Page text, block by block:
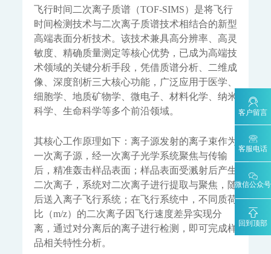
城市环境应急指挥管理平台
智能环境综合监控平台
区县智慧环保平台
园区安全环保应急一体化监管平台
碳监测碳计量
碳排放监测系统
SCS-900/900C GHG-智能碳排放在线计量监测系统
SCS-900M-船舶碳排放在线计量监测系统
AQMS-900GHG-大气温室气体监测系统
AQMS-1100GHG-微型温室气体监测仪
T1320-气体滤波相关红外吸收法二氧化碳分析仪
碳计量数据管理系统
MODEL 2051-数字可信认证终端
MODEL 2052-碳排放计量数据管理终端
KYS-2000-CCER项目碳计量专用智能数据管理系统
碳监测碳计量管理平台
客户留言
客服电话
微信公众号
回到顶部
飞行时间二次离子质谱（TOF-SIMS）是将飞行
时间检测技术与二次离子质谱技术相结合的新型
高端表面分析技术。该技术兼具高分辨率、高灵
敏度、精确质量测定等核心优势，已成为高端技
术领域的关键分析手段，凭借质谱分析、二维成
像、深度剖析三大核心功能，广泛应用于医学、
细胞学、地质矿物学、微电子、材料化学、纳米
科学、生命科学等多个前沿领域。
其核心工作原理如下：离子源发射的离子束作为
一次离子源，经一次离子光学系统聚焦与传输
后，精准轰击样品表面；样品表面受溅射后产生
二次离子，系统对二次离子进行提取与聚焦，随
后送入离子飞行系统；在飞行系统中，不同质荷
比（m/z）的二次离子因飞行速度差异实现分
离，通过对分离后的离子进行检测，即可完成样
品相关特性分析。